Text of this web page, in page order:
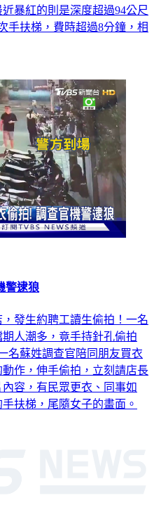
暴紅的則是深度超過94公尺
手扶梯，費時超過8分鐘，相
警逮狼
發生約聘工讀生偷拍！一名
人潮多，竟手持針孔偷拍
名蘇姓調查官陪同朋友買衣
作，伸手偷拍，立刻請店長
容，有民眾更衣、同事如
扶梯，尾隨女子的畫面。